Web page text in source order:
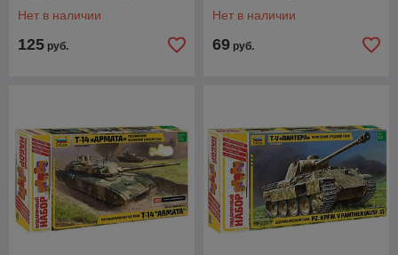
Нет в наличии
125 руб.
Нет в наличии
69 руб.